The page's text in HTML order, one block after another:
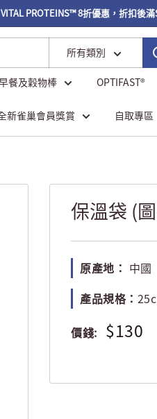
PROTEINS™ 8折優惠，折扣後滿
所有類別
餐及穀物棒 OPTIFAST®
新雀巢會員獎賞 自取專區
保溫袋 (
原產地： 中國
產品規格：
價錢: $130